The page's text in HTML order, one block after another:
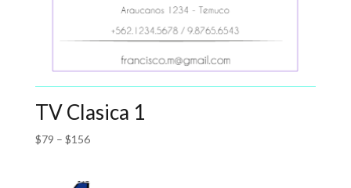
TV Clasica 1
$79 – $156